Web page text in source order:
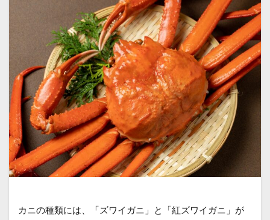
カニの種類には、「ズワイガニ」と「紅ズワイガニ」が
検索